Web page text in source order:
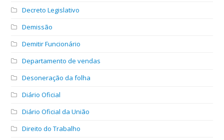
Decreto Legislativo
Demissão
Demitir Funcionário
Departamento de vendas
Desoneração da folha
Diário Oficial
Diário Oficial da União
Direito do Trabalho